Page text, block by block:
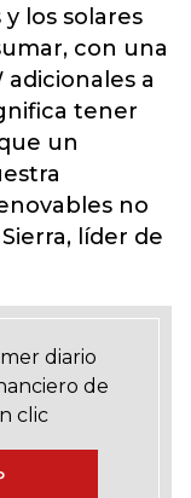
los solares
con una
adicionales a
tener
un
no
líder de
diario
de
clic